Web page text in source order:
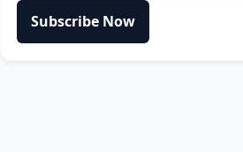
Subscribe Now